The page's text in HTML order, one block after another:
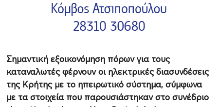
Σημαντική εξοικονόμηση πόρων για τους
καταναλωτές φέρνουν οι ηλεκτρικές διασυνδέσεις
της Κρήτης με το ηπειρωτικό σύστημα, σύμφωνα
με τα στοιχεία που παρουσιάστηκαν στο συνέδριο